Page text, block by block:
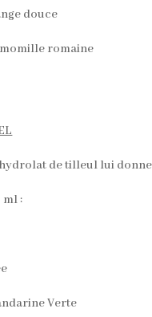
douce
romaine
de tilleul lui
ml :
Verte